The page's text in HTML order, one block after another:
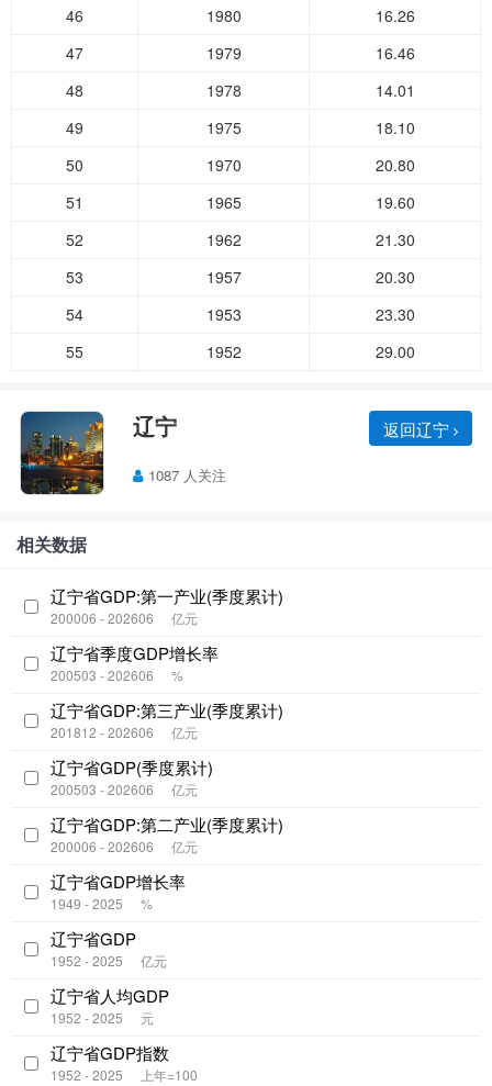
46 1980
16.26
47
1979
16.46
48
1978
14.01
49
1975
18.10
50
1970
20.80
51
1965
19.60
52
1962
21.30
53
1957
20.30
54
1953
23.30
55
1952 29.00
辽宁 返回辽宁
1087 人关注
相关数据
辽宁省GDP:第一产业(季度累计)
200006 - 202606 亿元
辽宁省季度GDP增长率
200503 - 202606 %
辽宁省GDP:第三产业(季度累计)
201812 - 202606 亿元
辽宁省GDP(季度累计)
200503 - 202606 亿元
辽宁省GDP:第二产业(季度累计)
200006 - 202606 亿元
辽宁省GDP增长率
1949 - 2025 %
辽宁省GDP
1952 - 2025 亿元
辽宁省人均GDP
1952 - 2025 元
辽宁省GDP指数
1952 - 2025 上年=100